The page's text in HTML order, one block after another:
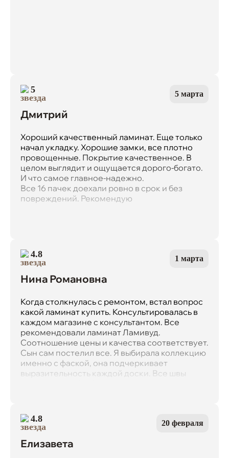
5
Дмитрий
5 марта
Хороший качественный ламинат. Еще только
начал укладку. Хорошие замки, все плотно
провощенные. Покрытие качественное. В
целом выглядит и ощущается дорого-богато.
И что самое главное-надежно.
Все 16 пачек доехали ровно в срок и без
повреждений. Рекомендую
4.8
Нина Романовна
1 марта
Когда столкнулась с ремонтом, встал вопрос
какой ламинат купить. Консультировалась в
каждом магазине с консультантом. Все
рекомендовали ламинат Ламивуд.
Соотношение цены и качества соответствует.
Сын сам постелил все. Я выбирала коллекцию
именно с фаской, она подчеркивает
выразительность каждой доски. Все швы
первоначальном виде. Это меня очень сильно
порадовало. Я порекомендовала этот
ламинат всем своим коллегам уже.
4.8
Елизавета
20 февраля